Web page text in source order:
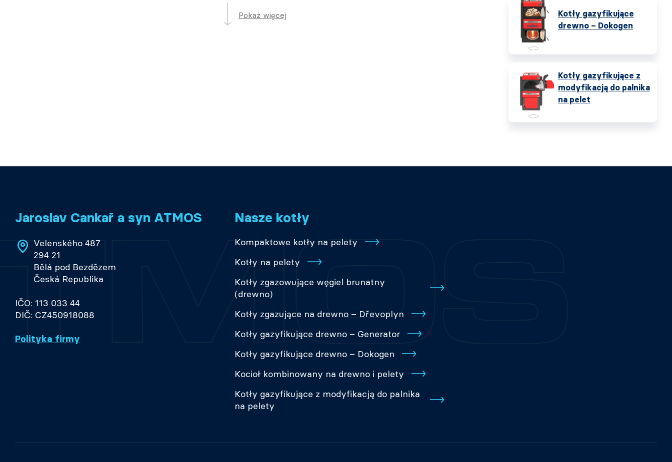
Pokaż więcej
Kotły gazyfikujące
drewno – Dokogen
Kotły gazyfikujące z
modyfikacją do palnika
na pelet
Jaroslav Cankař a syn ATMOS
Velenského 487
294 21
Bělá pod Bezdězem
Česká Republika
IČO: 113 033 44
DIČ: CZ450918088
Polityka firmy
Nasze kotły
Kompaktowe kotły na pelety
Kotły na pelety
Kotły zgazowujące węgiel brunatny
(drewno)
Kotły zgazujące na drewno – Dřevoplyn
Kotły gazyfikujące drewno – Generator
Kotły gazyfikujące drewno – Dokogen
Kocioł kombinowany na drewno i pelety
Kotły gazyfikujące z modyfikacją do palnika
na pelety